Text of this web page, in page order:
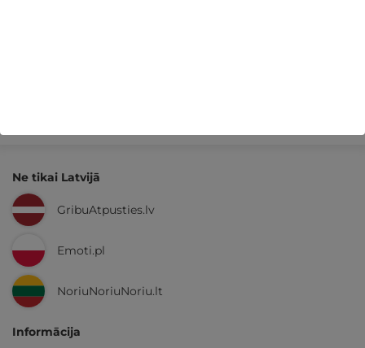
Ne tikai Latvijā
GribuAtpusties.lv
Emoti.pl
NoriuNoriuNoriu.lt
Informācija